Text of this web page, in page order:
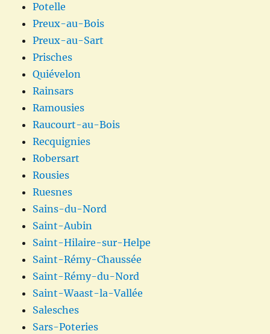
Potelle
Preux-au-Bois
Preux-au-Sart
Prisches
Quiévelon
Rainsars
Ramousies
Raucourt-au-Bois
Recquignies
Robersart
Rousies
Ruesnes
Sains-du-Nord
Saint-Aubin
Saint-Hilaire-sur-Helpe
Saint-Rémy-Chaussée
Saint-Rémy-du-Nord
Saint-Waast-la-Vallée
Salesches
Sars-Poteries